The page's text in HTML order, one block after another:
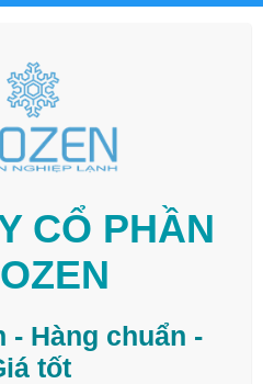
CỔ PHẦN
- Hàng chuẩn -
tốt